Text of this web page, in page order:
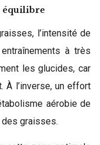
équilibre
l’intensité de
à très
les glucides, car
À l’inverse, un effort
aérobie de
des graisses.